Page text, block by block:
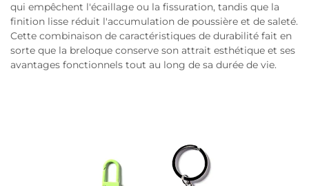
qui empêchent l'écaillage ou la fissuration, tandis que la
finition lisse réduit l'accumulation de poussière et de saleté.
Cette combinaison de caractéristiques de durabilité fait en
sorte que la breloque conserve son attrait esthétique et ses
avantages fonctionnels tout au long de sa durée de vie.